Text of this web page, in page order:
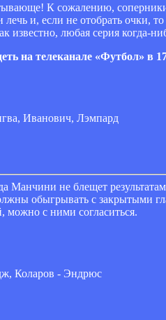
К сожалению,
и, если не отобрать очки,
любая серия когда-
на телеканале «Футбол» в
Иванович, Лэмпард
Манчини не блещет
обыгрывать с закрытыми
можно с ними согласиться.
Коларов - Эндрюс